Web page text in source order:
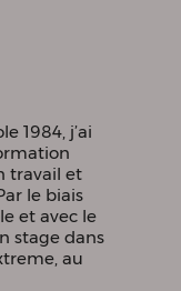
1984, j’ai
travail et
le biais
et avec le
stage dans
au